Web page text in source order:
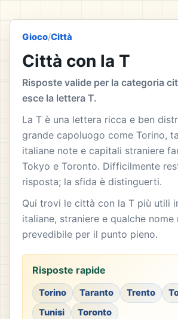
Gioco/Città
Città con la T
Risposte valide per la categoria
esce la lettera T.
La T è una lettera ricca e ben
grande capoluogo come Torino,
italiane note e capitali straniere
Tokyo e Toronto. Difficilmente
risposta; la sfida è distinguerti.
Qui trovi le città con la T più utili
italiane, straniere e qualche nome
prevedibile per il punto pieno.
Risposte rapide
Torino Taranto Trento
Tunisi
Toronto